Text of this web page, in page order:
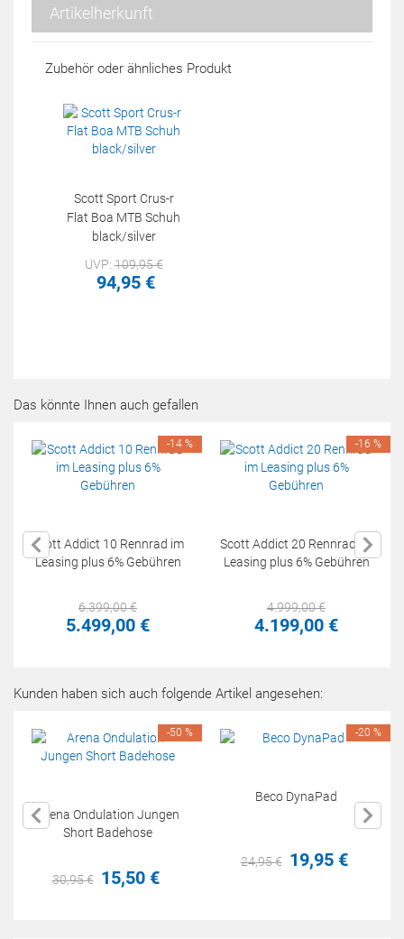
Artikelherkunft
Zubehör oder ähnliches Produkt
Scott Sport Crus-r
Flat Boa MTB Schuh
black/silver
UVP:109,95€
94,95 €
Das könnte Ihnen auch gefallen
Scott Addict 10 Rennrad im
Leasing plus 6% Gebühren
6.399,00€
5.499,00 €
-14 %
Scott Addict 20 Rennrad im
Leasing plus 6% Gebühren
4.999,00€
4.199,00 €
-16 %
Kunden haben sich auch folgende Artikel angesehen:
Arena Ondulation Jungen
Short Badehose
30,95€ 15,50 €
-50 %
Beco DynaPad
24,95€ 19,95 €
-20 %